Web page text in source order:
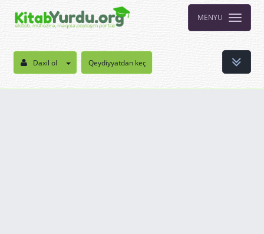
MENYU
Daxil ol Qeydiyyatdan keç